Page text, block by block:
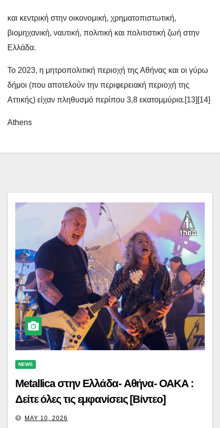
και κεντρική στην οικονομική, χρηματοπιστωτική,
βιομηχανική, ναυτική, πολιτική και πολιτιστική ζωή στην
Ελλάδα.
Το 2023, η μητροπολιτική περιοχή της Αθήνας και οι γύρω
δήμοι (που αποτελούν την περιφερειακή περιοχή της
Αττικής) είχαν πληθυσμό περίπου 3,8 εκατομμύρια.[13][14]
Athens
NEWS
Metallica στην Ελλάδα- Αθήνα- ΟΑΚΑ :
Δείτε όλες τις εμφανίσεις [Βίντεο]
MAY 10, 2026